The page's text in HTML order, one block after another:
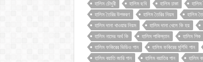
হালিম চৌধুরী
হালিম ছবি হালিম ঢাকা হালিম
হালিম তৈরির উপকরণ
হালিম তৈরির নিয়ম হালিম
হালিম দানা খাওয়ার নিয়ম
হালিম দানা খেলে কি হয়
হালিম নামের অর্থ কি
হালিম পাকিস্তান হালিম পিক
হালিম ফকিরের ভিডিও গান
হালিম ফকিরের মুর্শিদি গান
হালিম বয়াতি জারি গান
হালিম বয়াতির গান হালিম